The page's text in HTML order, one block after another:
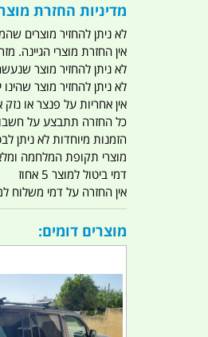
מדיניות החזרת
לא ניתן להחזיר מוצרים
אין החזרת מוצרי הגיינה.
לא ניתן להחזיר מוצר
לא ניתן להחזיר מוצר
אין אחריות על פנצר או נזק
כל החזרה תתבצע על
הזמנות מיוחדות לא ניתן
מוצרי תקופת המלחמה
דמי ביטול למוצר 5 אחוז
אין החזרה על דמי משלוח
מוצרים דומים: